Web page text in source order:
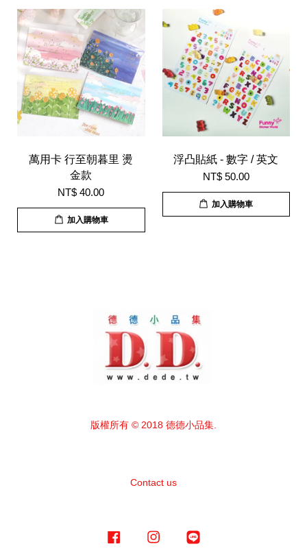
萬用卡 行至朝暮里 燙
金款
NT$ 40.00
加入購物車
浮凸貼紙 - 數字 / 英文
NT$ 50.00
加入購物車
版權所有 © 2018 德德小品集.
Contact us
Facebook Instagram